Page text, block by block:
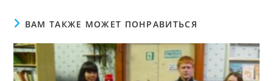
ВАМ ТАКЖЕ МОЖЕТ ПОНРАВИТЬСЯ